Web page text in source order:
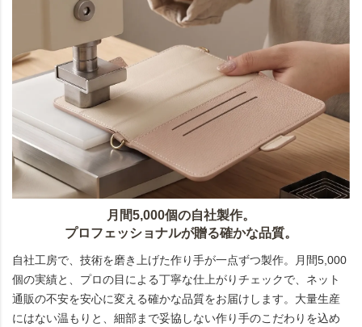
月間5,000個の自社製作。
プロフェッショナルが贈る確かな品質。
自社工房で、技術を磨き上げた作り手が一点ずつ製作。月間5,000
個の実績と、プロの目による丁寧な仕上がりチェックで、ネット
通販の不安を安心に変える確かな品質をお届けします。大量生産
にはない温もりと、細部まで妥協しない作り手のこだわりを込め